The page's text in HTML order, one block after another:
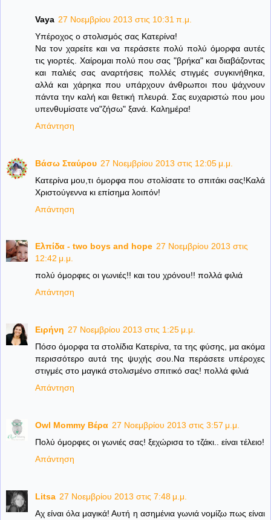
Vaya 27 Νοεμβρίου 2013 στις 10:31 π.μ.
Υπέροχος ο στολισμός σας Κατερίνα!
Να τον χαρείτε και να περάσετε πολύ πολύ όμορφα αυτές
τις γιορτές. Χαίρομαι πολύ που σας "βρήκα" και διαβάζοντας
και παλιές σας αναρτήσεις πολλές στιγμές συγκινήθηκα,
αλλά και χάρηκα που υπάρχουν άνθρωποι που ψάχνουν
πάντα την καλή και θετική πλευρά. Σας ευχαριστώ που μου
υπενθυμίσατε να"ζήσω" ξανά. Καλημέρα!
Απάντηση
Βάσω Σταύρου 27 Νοεμβρίου 2013 στις 12:05 μ.μ.
Κατερίνα μου,τι όμορφα που στολίσατε το σπιτάκι σας!Καλά
Χριστούγεννα κι επίσημα λοιπόν!
Απάντηση
Ελπίδα - two boys and hope 27 Νοεμβρίου 2013 στις
12:42 μ.μ.
πολύ όμορφες οι γωνιές!! και του χρόνου!! πολλά φιλιά
Απάντηση
Ειρήνη 27 Νοεμβρίου 2013 στις 1:25 μ.μ.
Πόσο όμορφα τα στολίδια Κατερίνα, τα της φύσης, μα ακόμα
περισσότερο αυτά της ψυχής σου.Να περάσετε υπέροχες
στιγμές στο μαγικά στολισμένο σπιτικό σας! πολλά φιλιά
Απάντηση
Owl Mommy Βέρα 27 Νοεμβρίου 2013 στις 3:57 μ.μ.
Πολύ όμορφες οι γωνιές σας! ξεχώρισα το τζάκι.. είναι τέλειο!
Απάντηση
Litsa 27 Νοεμβρίου 2013 στις 7:48 μ.μ.
Αχ είναι όλα μαγικά! Αυτή η ασημένια γωνιά νομίζω πως είναι